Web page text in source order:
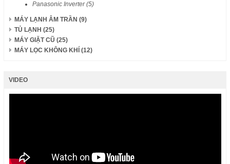
Panasonic Inverter (5)
MÁY LẠNH ÂM TRẦN (9)
TỦ LẠNH (25)
MÁY GIẶT CŨ (25)
MÁY LỌC KHÔNG KHÍ (12)
VIDEO